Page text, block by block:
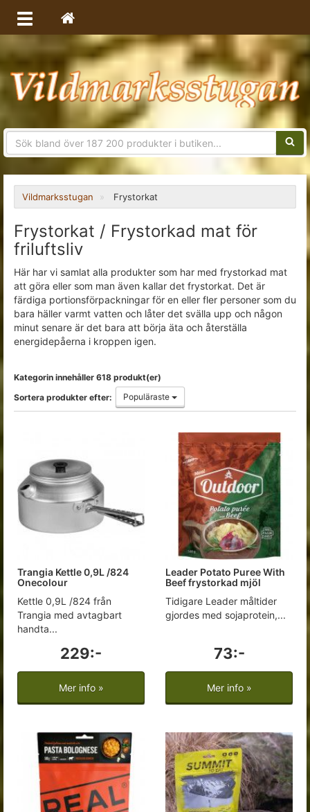
Vildmarksstugan Frystorkat
Frystorkat / Frystorkad mat för
friluftsliv
Här har vi samlat alla produkter som har med frystorkad mat
att göra eller som man även kallar det frystorkat. Det är
färdiga portionsförpackningar för en eller fler personer som du
bara häller varmt vatten och låter det svälla upp och någon
minut senare är det bara att börja äta och återställa
energidepåerna i kroppen igen.
Kategorin innehåller 618 produkt(er)
Sortera produkter efter:
Populäraste
Trangia Kettle 0,9L /824
Onecolour
Kettle 0,9L /824 från
Trangia med avtagbart
handta...
229:-
Mer info »
Leader Potato Puree With
Beef frystorkad mjöl
Tidigare Leader måltider
gjordes med sojaprotein,...
73:-
Mer info »